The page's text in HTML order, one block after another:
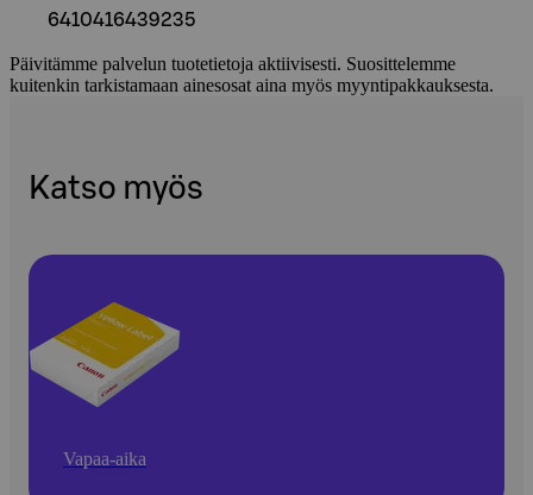
6410416439235
Päivitämme palvelun tuotetietoja aktiivisesti. Suosittelemme
kuitenkin tarkistamaan ainesosat aina myös myyntipakkauksesta.
Katso myös
Vapaa-aika